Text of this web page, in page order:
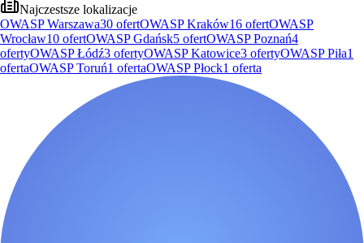
Najczestsze lokalizacje
OWASP Warszawa30 ofertOWASP Kraków16 ofertOWASP
Wrocław10 ofertOWASP Gdańsk5 ofertOWASP Poznań4
ofertyOWASP Łódź3 ofertyOWASP Katowice3 ofertyOWASP Piła1
ofertaOWASP Toruń1 ofertaOWASP Płock1 oferta